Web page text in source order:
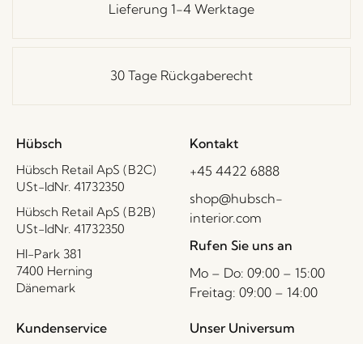
Lieferung 1-4 Werktage
30 Tage Rückgaberecht
Hübsch
Hübsch Retail ApS (B2C)
USt-IdNr. 41732350
Hübsch Retail ApS (B2B)
USt-IdNr. 41732350
HI-Park 381
7400 Herning
Dänemark
Kontakt
+45 4422 6888
shop@hubsch-
interior.com
Rufen Sie uns an
Mo – Do: 09:00 – 15:00
Freitag: 09:00 – 14:00
Kundenservice Unser Universum